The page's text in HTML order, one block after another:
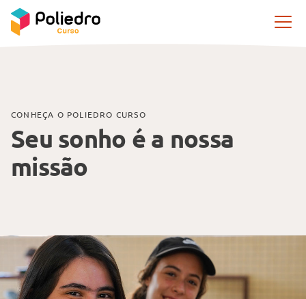
Pular navegação
CONHEÇA O POLIEDRO CURSO
Seu sonho é a nossa
missão